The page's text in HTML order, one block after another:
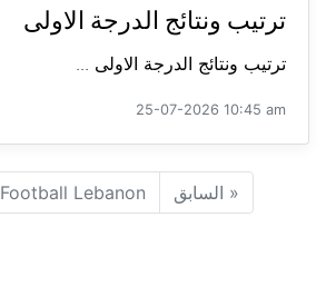
ترتيب ونتائج الدرجة الاولى
ترتيب ونتائج الدرجة الاولى ...
25-07-2026 10:45 am
« السابق Football Lebanon